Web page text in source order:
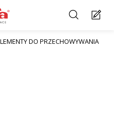
DO PRZECHOWYWANIA